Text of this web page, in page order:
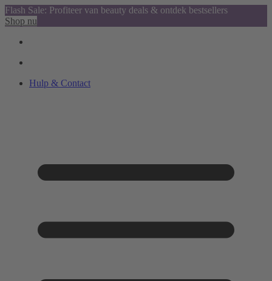
Flash Sale: Profiteer van beauty deals & ontdek bestsellers
Shop nu
Hulp & Contact